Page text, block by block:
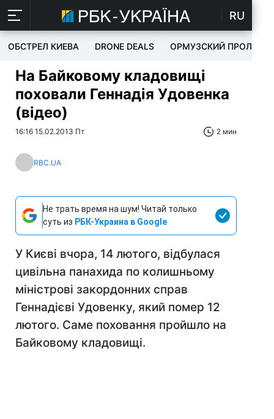
RU
ОБСТРЕЛ КИЕВА DRONE DEALS ОРМУЗСКИЙ ПРОЛИВ
На Байковому кладовищі
поховали Геннадія Удовенка
(відео)
16:16 15.02.2013 Пт 2 мин
RBC.UA
Не трать время на шум! Читай только
суть из РБК-Украина в Google
У Києві вчора, 14 лютого, відбулася
цивільна панахида по колишньому
міністрові закордонних справ
Геннадієві Удовенку, який помер 12
лютого. Саме поховання пройшло на
Байковому кладовищі.